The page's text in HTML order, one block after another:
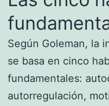
Según Goleman, la
se basa en cinco
fundamentales:
autorregulación,